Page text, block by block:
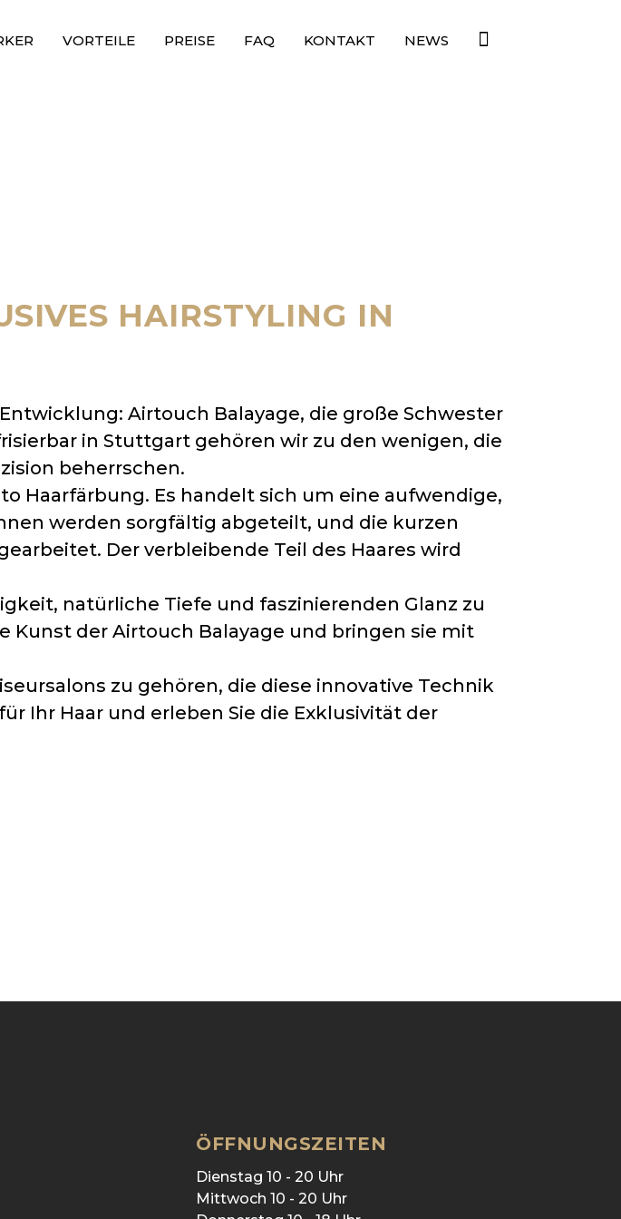
VORTEILE PREISE FAQ KONTAKT NEWS
HAIRSTYLING IN
Airtouch Balayage, die große Schwester
in Stuttgart gehören wir zu den wenigen, die
beherrschen.
Haarfärbung. Es handelt sich um eine aufwendige,
werden sorgfältig abgeteilt, und die kurzen
Der verbleibende Teil des Haares wird
natürliche Tiefe und faszinierenden Glanz zu
Kunst der Airtouch Balayage und bringen sie mit
zu gehören, die diese innovative Technik
Ihr Haar und erleben Sie die Exklusivität der
ÖFFNUNGSZEITEN
Dienstag 10 - 20 Uhr
Mittwoch 10 - 20 Uhr